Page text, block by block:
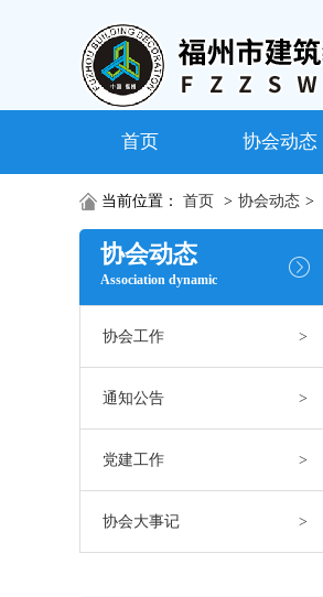
首页 协会动态
当前位置： 首页 > 协会动态 >
协会动态
Association dynamic
协会工作 >
通知公告 >
党建工作 >
协会大事记 >